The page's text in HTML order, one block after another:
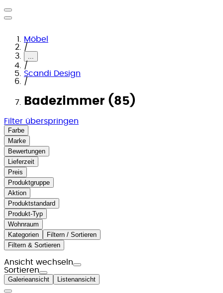
Möbel
/
...
/
Scandi Design
/
Badezimmer (85)
Filter überspringen
Farbe
Marke
Bewertungen
Lieferzeit
Preis
Produktgruppe
Aktion
Produktstandard
Produkt-Typ
Wohnraum
Kategorien
Filtern / Sortieren
Filtern & Sortieren
Ansicht wechseln
Sortieren
Galerieansicht Listenansicht